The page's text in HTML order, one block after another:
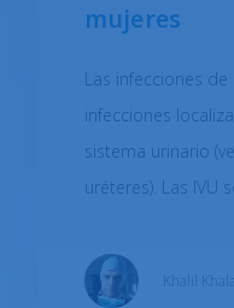
mujeres
Las infecciones de
infecciones
sistema urinario
uréteres). Las IVU
mayor prevalencia
(aproximadamente
Khalil